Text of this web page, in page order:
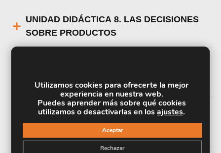
UNIDAD DIDÁCTICA 8. LAS DECISIONES
SOBRE PRODUCTOS
SOBRE DISTRIBUCIÓN
UNIDAD DIDÁCTICA 10. LAS DECISIONES
Utilizamos cookies para ofrecerte la mejor
experiencia en nuestra web.
Puedes aprender más sobre qué cookies
utilizamos o desactivarlas en losajustes.
Aceptar
Rechazar